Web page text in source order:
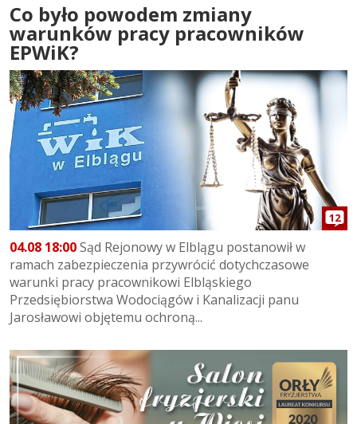
Co było powodem zmiany
warunków pracy pracowników
EPWiK?
12
04.08 18:00Sąd Rejonowy w Elblągu postanowił w
ramach zabezpieczenia przywrócić dotychczasowe
warunki pracy pracownikowi Elbląskiego
Przedsiębiorstwa Wodociągów i Kanalizacji panu
Jarosławowi objętemu ochroną...